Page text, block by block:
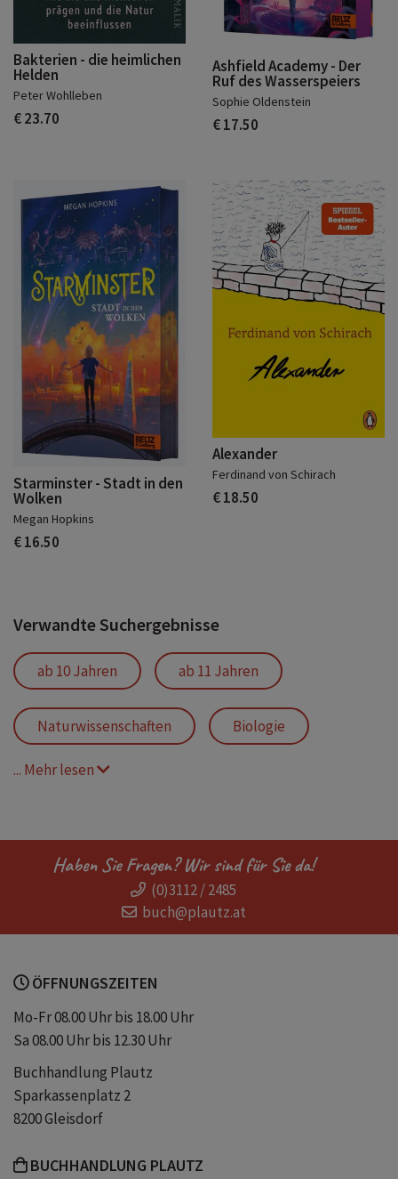
Bakterien - die heimlichen
Helden
Peter Wohlleben
€ 23.70
Ashfield Academy - Der
Ruf des Wasserspeiers
Sophie Oldenstein
€ 17.50
Starminster - Stadt in den
Wolken
Megan Hopkins
€ 16.50
Alexander
Ferdinand von Schirach
€ 18.50
Verwandte Suchergebnisse
ab 10 Jahren ab 11 Jahren
Naturwissenschaften Biologie
Medizin
Geologie Geographie
Weltraumforschung Forscher
Vererbung
Impfung Bakterien
... Mehr lesen
Haben Sie Fragen? Wir sind für Sie da!
(0)3112 / 2485
buch@plautz.at
ÖFFNUNGSZEITEN
Mo-Fr 08.00 Uhr bis 18.00 Uhr
Sa 08.00 Uhr bis 12.30 Uhr
Buchhandlung Plautz
Sparkassenplatz 2
8200 Gleisdorf
BUCHHANDLUNG PLAUTZ